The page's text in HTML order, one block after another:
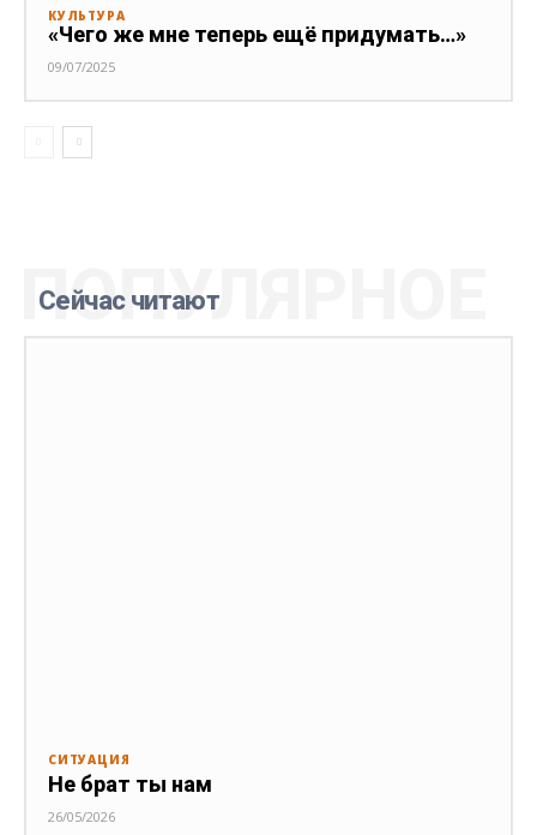
КУЛЬТУРА
«Чего же мне теперь ещё придумать…»
09/07/2025
Сейчас читают
ПОПУЛЯРНОЕ
СИТУАЦИЯ
Не брат ты нам
26/05/2026